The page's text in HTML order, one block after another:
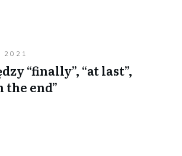
2021
“finally”, “at last”,
the end”